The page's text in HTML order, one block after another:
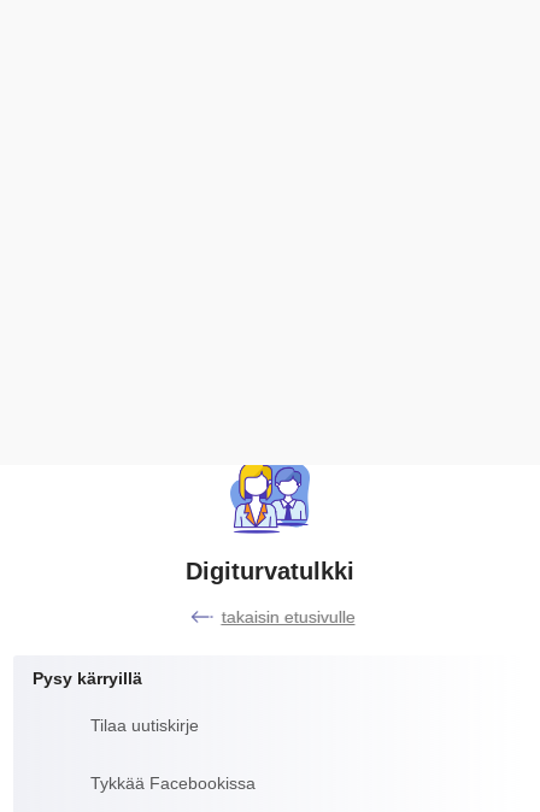
Digiturvatulkki
takaisin etusivulle
Pysy kärryillä
Tilaa uutiskirje
Tykkää Facebookissa